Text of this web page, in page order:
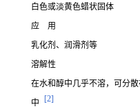
白色或淡黄色蜡状固体
应 用
乳化剂、润滑剂等
溶解性
在水和醇中几乎不溶，可分
中
[2]